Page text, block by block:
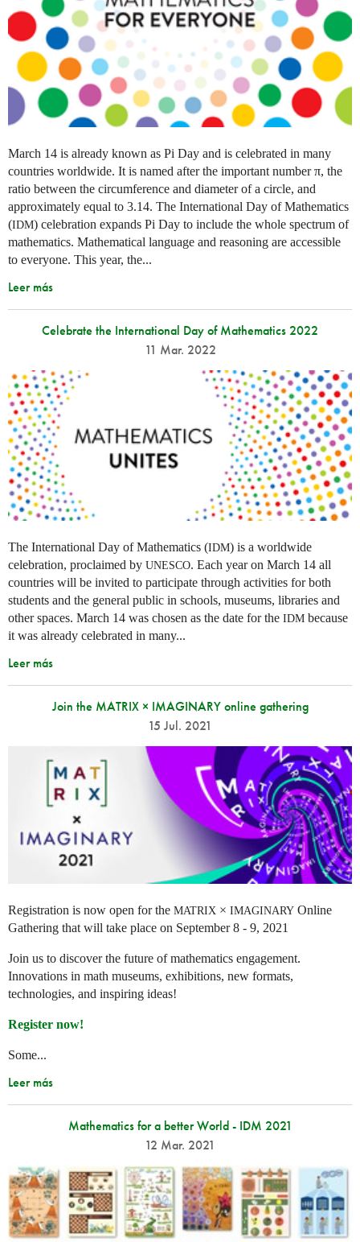
March 14 is already known as Pi Day and is celebrated in many
countries worldwide. It is named after the important number π, the
ratio between the circumference and diameter of a circle, and
approximately equal to 3.14. The International Day of Mathematics
(IDM) celebration expands Pi Day to include the whole spectrum of
mathematics. Mathematical language and reasoning are accessible
to everyone. This year, the...
Leer más
Celebrate the International Day of Mathematics 2022
11 Mar. 2022
The International Day of Mathematics (IDM) is a worldwide
celebration, proclaimed by UNESCO. Each year on March 14 all
countries will be invited to participate through activities for both
students and the general public in schools, museums, libraries and
other spaces. March 14 was chosen as the date for the IDM because
it was already celebrated in many...
Leer más
Join the MATRIX × IMAGINARY online gathering
15 Jul. 2021
Registration is now open for the MATRIX × IMAGINARY Online
Gathering that will take place on September 8 - 9, 2021
Join us to discover the future of mathematics engagement.
Innovations in math museums, exhibitions, new formats,
technologies, and inspiring ideas!
Register now!
Some...
Leer más
Mathematics for a better World - IDM 2021
12 Mar. 2021